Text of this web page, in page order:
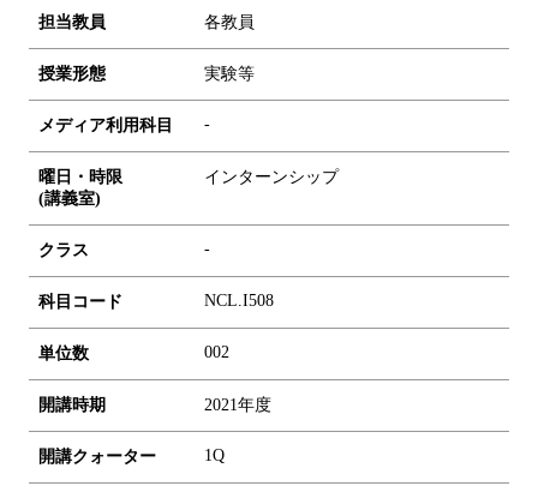
担当教員 各教員
授業形態 実験等
メディア利用科目 -
曜日・時限
(講義室)
インターンシップ
クラス -
科目コード NCL.I508
単位数 002
開講時期 2021年度
開講クォーター 1Q